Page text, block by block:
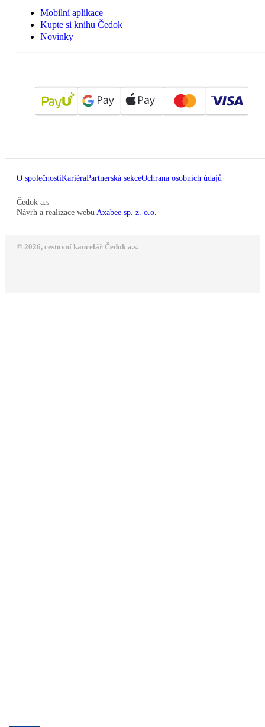
Mobilní aplikace
Kupte si knihu Čedok
Novinky
O společnostiKariéraPartnerská sekceOchrana osobních údajů
Čedok a.s
Návrh a realizace webu Axabee sp. z. o.o.
© 2026, cestovní kancelář Čedok a.s.